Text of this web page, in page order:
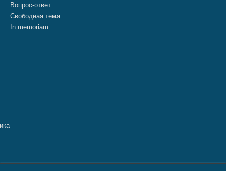
Вопрос-ответ
Свободная тема
In memoriam